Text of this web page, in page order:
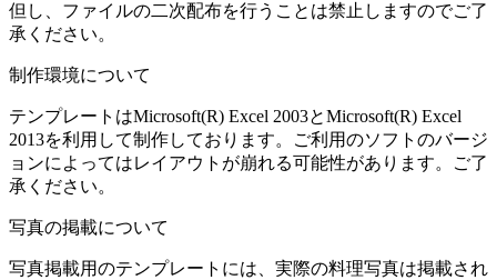
但し、ファイルの二次配布を行うことは禁止しますのでご了
承ください。
制作環境について
テンプレートはMicrosoft(R) Excel 2003とMicrosoft(R) Excel
2013を利用して制作しております。ご利用のソフトのバージ
ョンによってはレイアウトが崩れる可能性があります。ご了
承ください。
写真の掲載について
写真掲載用のテンプレートには、実際の料理写真は掲載され